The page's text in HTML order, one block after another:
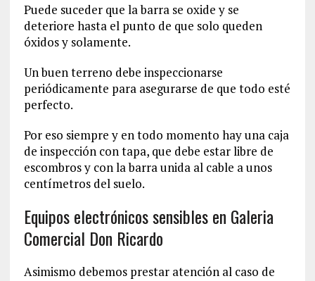
Puede suceder que la barra se oxide y se
deteriore hasta el punto de que solo queden
óxidos y solamente.
Un buen terreno debe inspeccionarse
periódicamente para asegurarse de que todo esté
perfecto.
Por eso siempre y en todo momento hay una caja
de inspección con tapa, que debe estar libre de
escombros y con la barra unida al cable a unos
centímetros del suelo.
Equipos electrónicos sensibles en Galeria
Comercial Don Ricardo
Asimismo debemos prestar atención al caso de